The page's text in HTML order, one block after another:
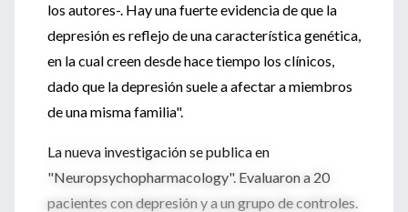
los autores-. Hay una fuerte evidencia de que la
depresión es reflejo de una característica genética,
en la cual creen desde hace tiempo los clínicos,
dado que la depresión suele a afectar a miembros
de una misma familia".
La nueva investigación se publica en
"Neuropsychopharmacology". Evaluaron a 20
pacientes con depresión y a un grupo de controles.